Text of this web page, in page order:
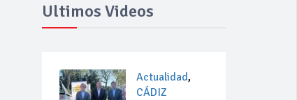
Ultimos Videos
Actualidad,
CÁDIZ